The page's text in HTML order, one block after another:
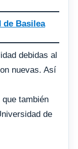
de Basilea
debidas al
nuevas. Así
también
de